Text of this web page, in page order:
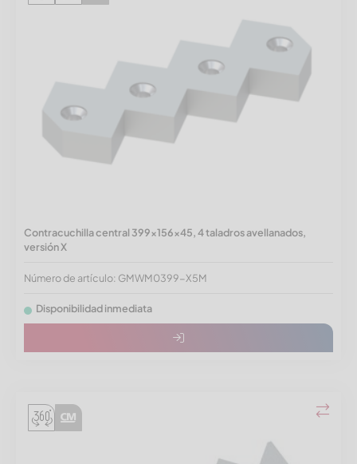
Contracuchilla central 399x156x45, 4 taladros avellanados,
versión X
Número de artículo: GMWM0399-X5M
Disponibilidad inmediata